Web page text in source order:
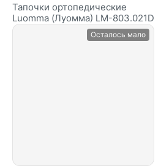
Тапочки ортопедические
Luomma (Луомма) LM-803.021D
Осталось мало